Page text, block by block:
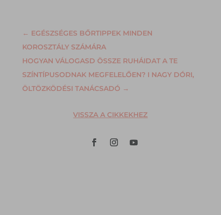
← EGÉSZSÉGES BŐRTIPPEK MINDEN
KOROSZTÁLY SZÁMÁRA
HOGYAN VÁLOGASD ÖSSZE RUHÁIDAT A TE
SZÍNTÍPUSODNAK MEGFELELŐEN? I NAGY DÓRI,
ÖLTÖZKÖDÉSI TANÁCSADÓ →
VISSZA A CIKKEKHEZ